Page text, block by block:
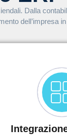
Dalla
dell’impresa